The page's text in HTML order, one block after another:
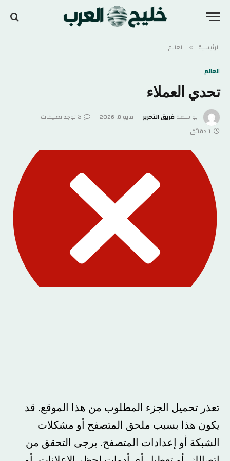
الرئيسية » العالم
العالم
تحدي العملاء
بواسطةفريق التحرير مايو 8, 2026
لا توجد تعليقات
1 دقائق
تعذر تحميل الجزء المطلوب من هذا الموقع. قد
يكون هذا بسبب ملحق المتصفح أو مشكلات
الشبكة أو إعدادات المتصفح. يرجى التحقق من